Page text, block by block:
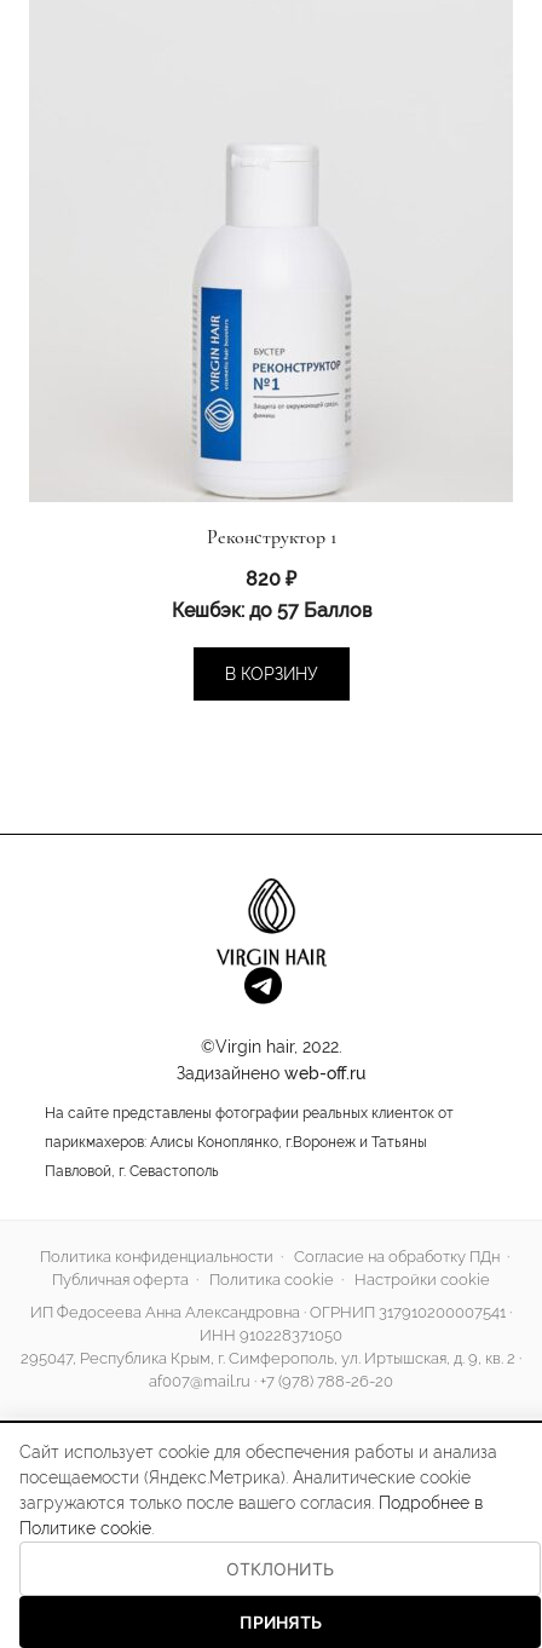
Реконструктор 1
820 ₽
Кешбэк:до 57 Баллов
В КОРЗИНУ
©Virgin hair, 2022.
Задизайнено web-off.ru
На сайте представлены фотографии реальных клиенток от
парикмахеров: Алисы Коноплянко, г.Воронеж и Татьяны
Павловой, г. Севастополь
Сайт использует cookie для обеспечения работы и анализа
посещаемости (Яндекс.Метрика). Аналитические cookie
загружаются только после вашего согласия. Подробнее в
Политике cookie
ОТКЛОНИТЬ
ПРИНЯТЬ
Политика конфиденциальности · Согласие на обработку ПДн ·
Публичная оферта · Политика cookie ·
Настройки cookie
ИП Федосеева Анна Александровна · ОГРНИП 317910200007541 ·
ИНН 910228371050
295047, Республика Крым, г. Симферополь, ул. Иртышская, д. 9, кв. 2 ·
af007@mail.ru · +7 (978) 788-26-20